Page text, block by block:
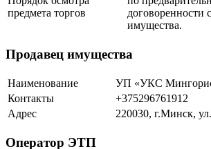
предмета торгов
договоренности
имущества.
Продавец имущества
Наименование
УП «УКС
Контакты
+375296761912
Адрес
220030, г.Минск,
Оператор ЭТП